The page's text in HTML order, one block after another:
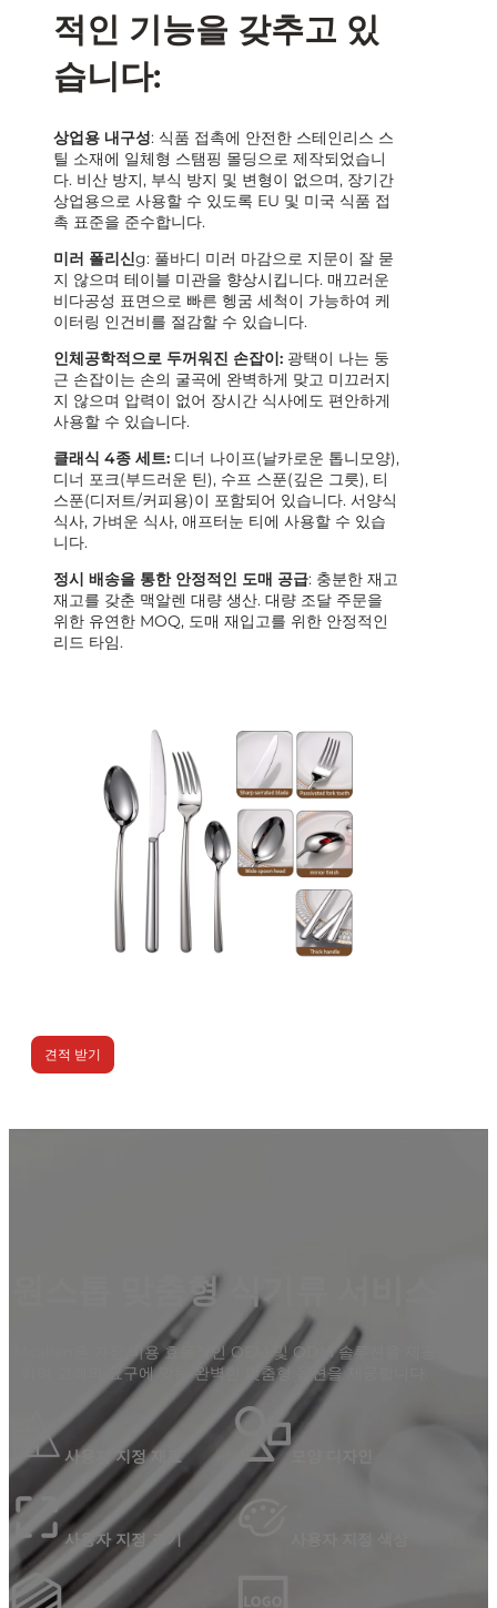
적인 기능을 갖추고 있
습니다:
상업용 내구성: 식품 접촉에 안전한 스테인리스 스
틸 소재에 일체형 스탬핑 몰딩으로 제작되었습니
다. 비산 방지, 부식 방지 및 변형이 없으며, 장기간
상업용으로 사용할 수 있도록 EU 및 미국 식품 접
촉 표준을 준수합니다.
미러 폴리신g: 풀바디 미러 마감으로 지문이 잘 묻
지 않으며 테이블 미관을 향상시킵니다. 매끄러운
비다공성 표면으로 빠른 헹굼 세척이 가능하여 케
이터링 인건비를 절감할 수 있습니다.
인체공학적으로 두꺼워진 손잡이: 광택이 나는 둥
근 손잡이는 손의 굴곡에 완벽하게 맞고 미끄러지
지 않으며 압력이 없어 장시간 식사에도 편안하게
사용할 수 있습니다.
클래식 4종 세트: 디너 나이프(날카로운 톱니모양),
디너 포크(부드러운 틴), 수프 스푼(깊은 그릇), 티
스푼(디저트/커피용)이 포함되어 있습니다. 서양식
식사, 가벼운 식사, 애프터눈 티에 사용할 수 있습
니다.
정시 배송을 통한 안정적인 도매 공급: 충분한 재고
재고를 갖춘 맥알렌 대량 생산. 대량 조달 주문을
위한 유연한 MOQ, 도매 재입고를 위한 안정적인
리드 타임.
견적 받기
원스톱 맞춤형 식기류 서비스
Mcallen은 가장 비용 효율적인 OEM 및 ODM 솔루션을 제공
하여 고객의 요구에 맞는 완벽한 맞춤형 옵션을 제공합니다.
사용자 지정 재료
사용자 지정 크기